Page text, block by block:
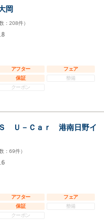
岡
： 208件）
アフター
フェア
保証
整備
クーポン
Ｓ Ｕ－Ｃａｒ 港南日野イ
： 69件）
アフター
フェア
保証
整備
クーポン